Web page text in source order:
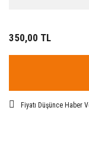
350,00 TL
Fiyatı Düşünce Haber